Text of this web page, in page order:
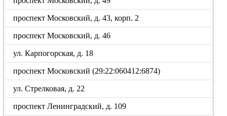
проспект Московский, д. 43, корп. 2
проспект Московский, д. 46
ул. Карпогорская, д. 18
проспект Московский (29:22:060412:6874)
ул. Стрелковая, д. 22
проспект Ленинградский, д. 109